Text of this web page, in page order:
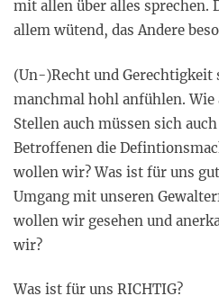
mit allen über alles sprechen.
allem wütend, das Andere
(Un-)Recht und Gerechtigkeit
manchmal hohl anfühlen. Wie
Stellen auch müssen sich
Betroffenen die
wollen wir? Was ist für uns
Umgang mit unseren
wollen wir gesehen und
wir?
Was ist für uns RICHTIG?